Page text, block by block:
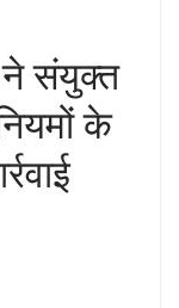
ने संयुक्त
के